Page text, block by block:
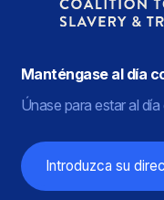
Manténgase al día
Únase para estar al
Correo
electrónico